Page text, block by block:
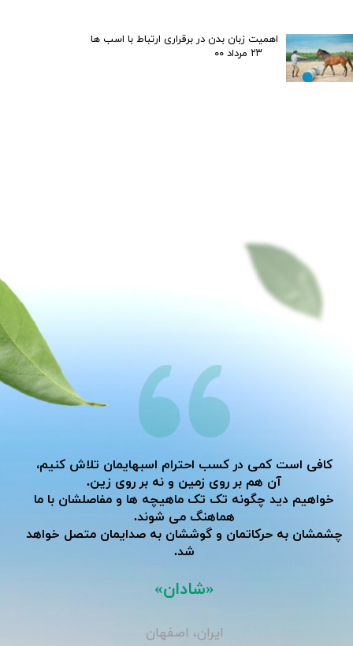
اهمیت زبان بدن در برقراری ارتباط با اسب ها
۲۳ مرداد ۰۰
کافی است کمی در کسب احترام اسبهایمان تلاش کنیم،
آن هم بر روی زمین و نه بر روی زین.
خواهیم دید چگونه تک تک ماهیچه ها و مفاصلشان با ما
هماهنگ می شوند.
​​​​​​​چشمشان به حرکاتمان و گوششان به صدایمان متصل خواهد
شد.
«شادان»
ایران، اصفهان